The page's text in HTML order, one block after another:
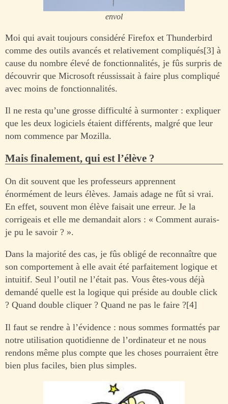
envol
Moi qui avait toujours considéré Firefox et Thunderbird
comme des outils avancés et relativement compliqués[3] à
cause du nombre élevé de fonctionnalités, je fûs surpris de
découvrir que Microsoft réussissait à faire plus compliqué
avec moins de fonctionnalités.
Il ne resta qu’une grosse difficulté à surmonter : expliquer
que les deux logiciels étaient différents, malgré que leur
nom commence par Mozilla.
Mais finalement, qui est l’élève ?
On dit souvent que les professeurs apprennent
énormément de leurs élèves. Jamais adage ne fût si vrai.
En effet, souvent mon élève faisait une erreur. Je la
corrigeais et elle me demandait alors : « Comment aurais-
je pu le savoir ? ».
Dans la majorité des cas, je fûs obligé de reconnaître que
son comportement à elle avait été parfaitement logique et
intuitif. Seul l’outil ne l’était pas. Vous êtes-vous déjà
demandé quelle est la logique qui préside au double click
? Quand double cliquer ? Quand ne pas le faire ?[4]
Il faut se rendre à l’évidence : nous sommes formattés par
notre utilisation quotidienne de l’ordinateur et ne nous
rendons même plus compte que les choses pourraient être
bien plus faciles, bien plus simples.